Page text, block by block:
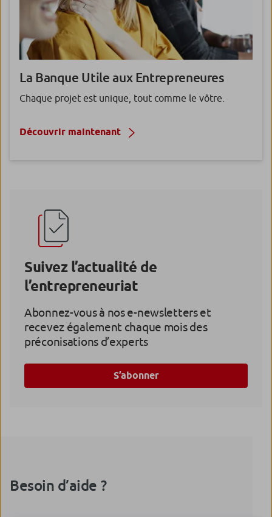
La Banque Utile auxEntrepreneures
Chaque projet est unique, tout comme le vôtre.
Découvrir maintenant
Suivez l’actualité de
l’entrepreneuriat
Abonnez-vous à nos e-newsletters et
recevez également chaque mois des
préconisations d’experts
S’abonner
Besoin d’aide ?